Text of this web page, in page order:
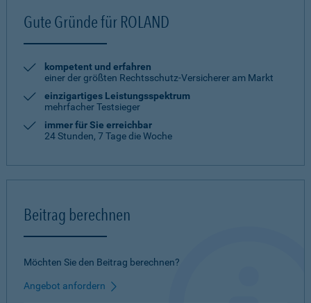
Gute Gründe für ROLAND
kompetent und erfahren
einer der größten Rechtsschutz-Versicherer am Markt
einzigartiges Leistungsspektrum
mehrfacher Testsieger
immer für Sie erreichbar
24 Stunden, 7 Tage die Woche
Beitrag berechnen
Möchten Sie den Beitrag berechnen?
Angebot anfordern